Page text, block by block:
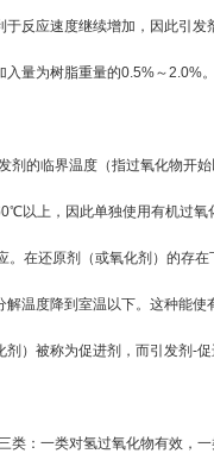
于反应速度继续增加，因此引发
入量为树脂重量的0.5%～2.0%。
剂的临界温度（指过氧化物开
℃以上，因此单独使用有机过氧
。在还原剂（或氧化剂）的存
解温度降到室温以下。这种能使
）被称为促进剂，而引发剂 -
类：一类对氢过氧化物有效，